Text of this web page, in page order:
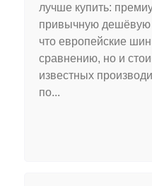
лучше купить:
привычную дешёвую
что европейские
сравнению, но и
известных
по...